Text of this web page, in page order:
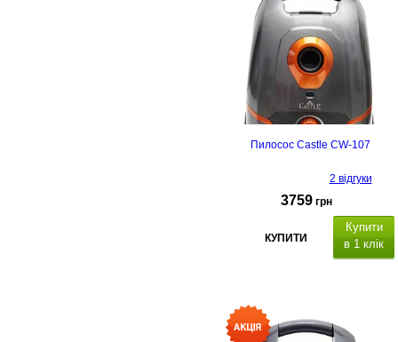
Пилосос Castle CW-107
2 відгуки
3759 грн
КУПИТИ
Купити
в 1 клік